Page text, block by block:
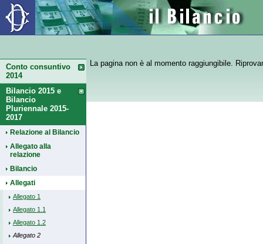
Conto consuntivo
2014
Bilancio 2015 e
Bilancio
Pluriennale 2015-
2017
Relazione al Bilancio
Allegato alla
relazione
Bilancio
Allegati
Allegato 1
Allegato 1.1
Allegato 1.2
Allegato 2
La pagina non è al momento raggiungibile.